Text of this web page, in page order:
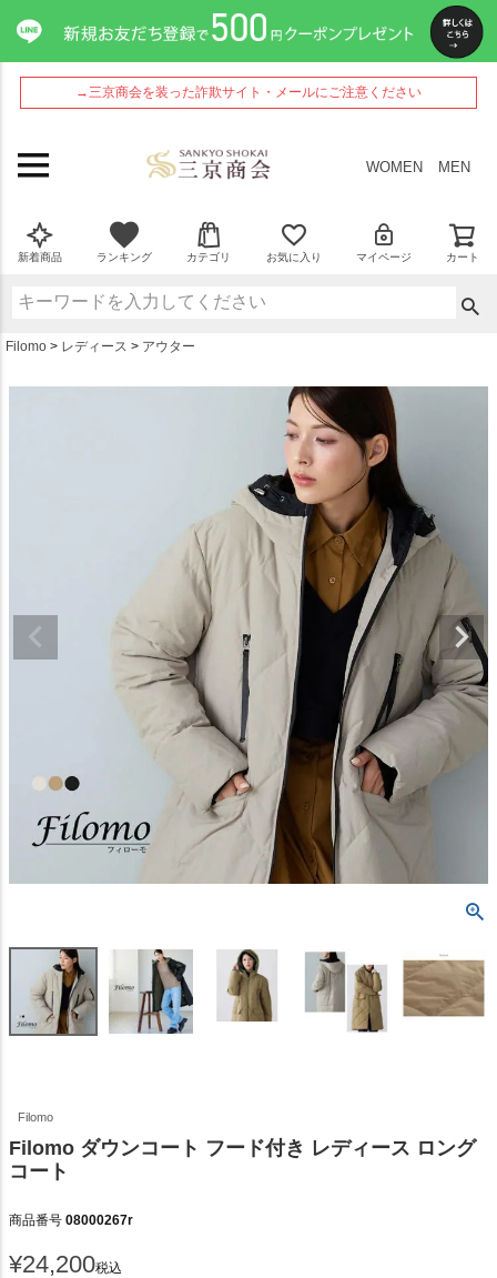
→三京商会を装った詐欺サイト・メールにご注意ください
WOMEN MEN
新着商品 ランキング カテゴリ お気に入り マイページ カート
Filomo レディース アウター
Filomo
Filomo ダウンコート フード付き レディース ロング
コート
商品番号 08000267r
¥24,200税込
ペー
ジト
ップ
へ